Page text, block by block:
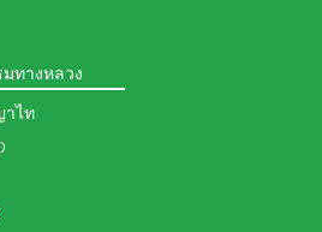
ทางหลวง
าไท